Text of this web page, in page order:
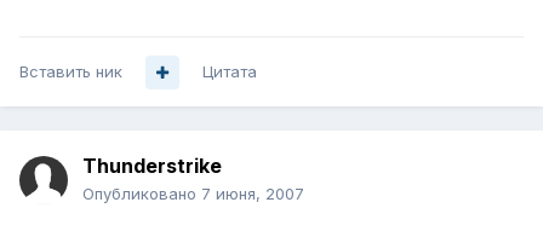
Вставить ник Цитата
Thunderstrike
Опубликовано 7 июня, 2007